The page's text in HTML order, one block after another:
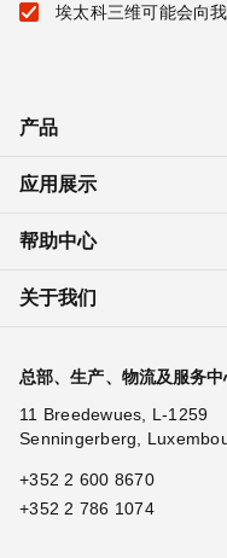
埃太科三维可能会向
产品
应用展示
帮助中心
关于我们
总部、生产、物流及服务中
11 Breedewues, L-1259
Senningerberg,
+352 2 600 8670
+352 2 786 1074